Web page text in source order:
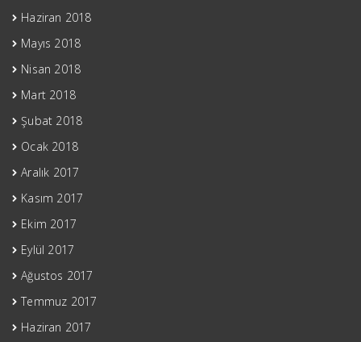
Haziran 2018
Mayıs 2018
Nisan 2018
Mart 2018
Şubat 2018
Ocak 2018
Aralık 2017
Kasım 2017
Ekim 2017
Eylül 2017
Ağustos 2017
Temmuz 2017
Haziran 2017